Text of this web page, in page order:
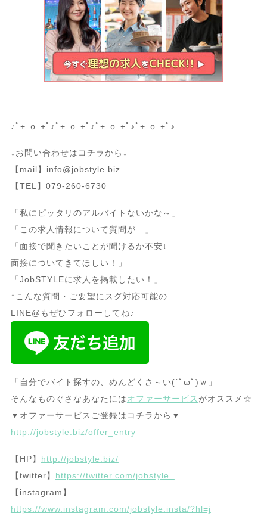
♪ﾟ+.ｏ.+ﾟ♪ﾟ+.ｏ.+ﾟ♪ﾟ+.ｏ.+ﾟ♪ﾟ+.ｏ.+ﾟ♪
↓お問い合わせはコチラから↓
【mail】info@jobstyle.biz
【TEL】079-260-6730
「私にピッタリのアルバイトないかな～」
「この求人情報について質問が…」
「面接で聞きたいことが聞けるか不安↓
面接についてきてほしい！」
「JobSTYLEに求人を掲載したい！」
↑こんな質問・ご要望にスグ対応可能の
LINE@もぜひフォローしてね♪
「自分でバイト探すの、めんどくさ～い(´ﾟωﾟ)ｗ」
そんなものぐさなあなたにはオファーサービス がオススメ☆
▼オファーサービスご登録はコチラから▼
http://jobstyle.biz/offer_entry
【HP】 http://jobstyle.biz/
【twitter】 https://twitter.com/jobstyle_
【instagram】
https://www.instagram.com/jobstyle.insta/?hl=j